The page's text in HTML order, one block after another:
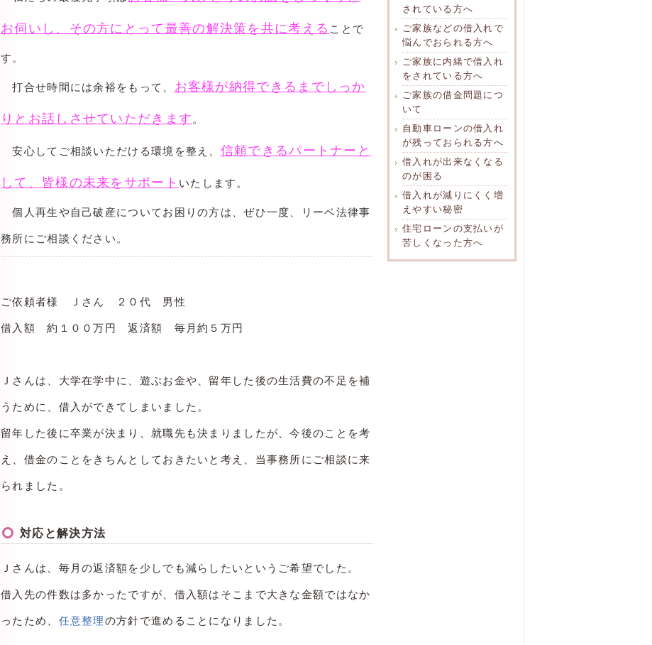
お伺いし、その方にとって最善の解決策を共に考える ことで
す。
打合せ時間には余裕をもって、 お客様が納得できるまでしっか
りとお話しさせていただきます 。
安心してご相談いただける環境を整え、 信頼できるパートナーと
して、皆様の未来をサポート いたします。
個人再生や自己破産についてお困りの方は、ぜひ一度、リーベ法律事
務所にご相談ください。
ご依頼者様 Ｊさん ２０代 男性
借入額 約１００万円 返済額 毎月約５万円
Ｊさんは、大学在学中に、遊ぶお金や、留年した後の生活費の不足を補
うために、借入ができてしまいました。
留年した後に卒業が決まり、就職先も決まりましたが、今後のことを考
え、借金のことをきちんとしておきたいと考え、当事務所にご相談に来
られました。
対応と解決方法
Ｊさんは、毎月の返済額を少しでも減らしたいというご希望でした。
借入先の件数は多かったですが、借入額はそこまで大きな金額ではなか
ったため、 任意整理の方針で進めることになりました。
されている方へ
ご家族などの借入れで
悩んでおられる方へ
ご家族に内緒で借入れ
をされている方へ
ご家族の借金問題につ
いて
自動車ローンの借入れ
が残っておられる方へ
借入れが出来なくなる
のが困る
借入れが減りにくく増
えやすい秘密
住宅ローンの支払いが
苦しくなった方へ